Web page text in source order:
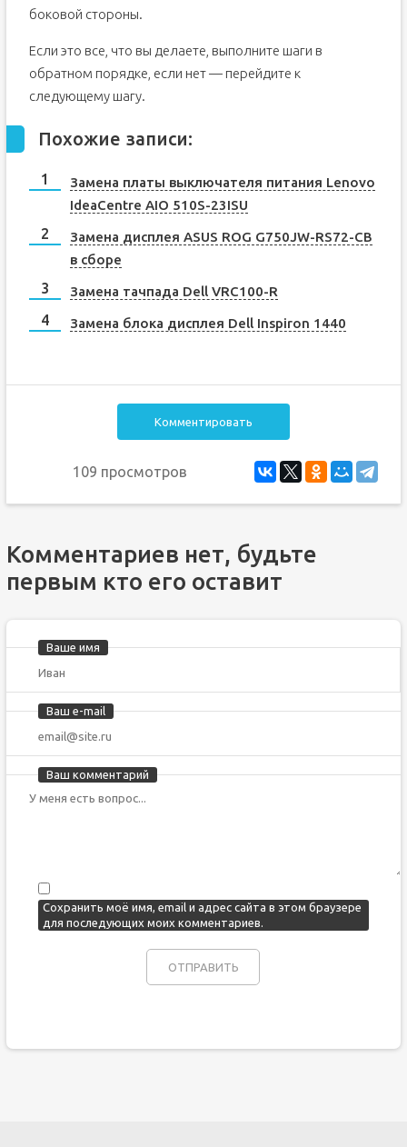
боковой стороны.
Если это все, что вы делаете, выполните шаги в
обратном порядке, если нет — перейдите к
следующему шагу.
Похожие записи:
Замена платы выключателя питания Lenovo
IdeaCentre AIO 510S-23ISU
Замена дисплея ASUS ROG G750JW-RS72-CB
в сборе
Замена тачпада Dell VRC100-R
Замена блока дисплея Dell Inspiron 1440
Комментировать
109 просмотров
Комментариев нет, будьте
первым кто его оставит
Ваше имя
Ваш e-mail
Ваш комментарий
Сохранить моё имя, email и адрес сайта в этом браузере
для последующих моих комментариев.